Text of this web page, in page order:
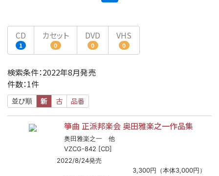
CD
1
カセット
0
DVD
0
VHS
0
検索条件：2022年8月発売
件数：1件
並び順 新 古 品番
箏曲 正派邦楽会 奥田雅楽之一作品集
奥田雅楽之一 他
VZCG-842 [CD]
2022/8/24発売
3,300円（本体3,000円）